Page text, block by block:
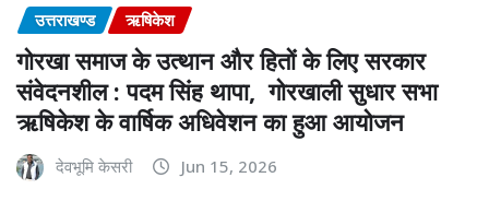
उत्तराखण्ड ऋषिकेश
गोरखा समाज के उत्थान और हितों के लिए सरकार
संवेदनशील : पदम सिंह थापा, गोरखाली सुधार सभा
ऋषिकेश के वार्षिक अधिवेशन का हुआ आयोजन
देवभूमि केसरी Jun 15, 2026